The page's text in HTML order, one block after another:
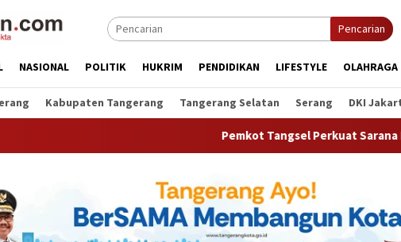
Pencarian
NASIONAL POLITIK HUKRIM PENDIDIKAN LIFESTYLE OLAHRAGA
Kabupaten Tangerang Tangerang Selatan Serang DKI
Pemkot Tangsel Perkuat Sarana PAUD, Dorong